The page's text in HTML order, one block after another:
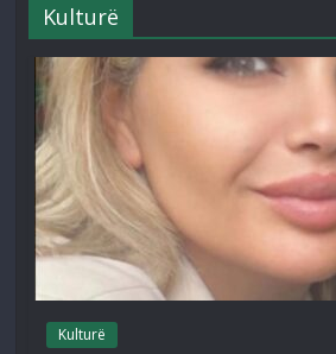
Kulturë
Kulturë